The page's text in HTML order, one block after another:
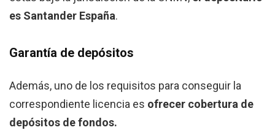
es Santander España.
Garantía de depósitos
Además, uno de los requisitos para conseguir la
correspondiente licencia es ofrecer cobertura de
depósitos de fondos.